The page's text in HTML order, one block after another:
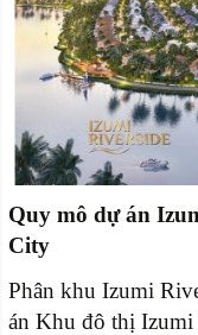
Quy mô dự án
City
Phân khu Izumi
án Khu đô thị